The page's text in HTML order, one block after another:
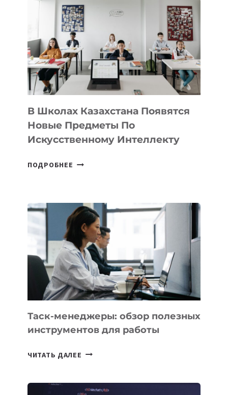
DEAL
VELOCITY
BY
MOST
—
МЕЖДУНАРОДНУЮ
ПРОГРАММУ
ДЛЯ
ТЕХНОЛОГИЧЕСКИХ
В Школах Казахстана Появятся
Новые Предметы По
Искусственному Интеллекту
ПОДРОБНЕЕ
НОВЫЕ
ПРЕДМЕТЫ
ПО
ИСКУССТВЕННОМУ
ИНТЕЛЛЕКТУ
Таск-менеджеры: обзор полезных
инструментов для работы
ЧИТАТЬ ДАЛЕЕ ТАСК-
ПОЛЕЗНЫХ